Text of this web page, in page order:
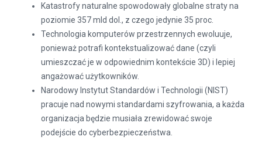
Katastrofy naturalne spowodowały globalne straty na
poziomie 357 mld dol., z czego jedynie 35 proc.
Technologia komputerów przestrzennych ewoluuje,
ponieważ potrafi kontekstualizować dane (czyli
umieszczać je w odpowiednim kontekście 3D) i lepiej
angażować użytkowników.
Narodowy Instytut Standardów i Technologii (NIST)
pracuje nad nowymi standardami szyfrowania, a każda
organizacja będzie musiała zrewidować swoje
podejście do cyberbezpieczeństwa.